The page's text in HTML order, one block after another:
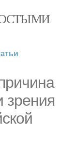
зрения